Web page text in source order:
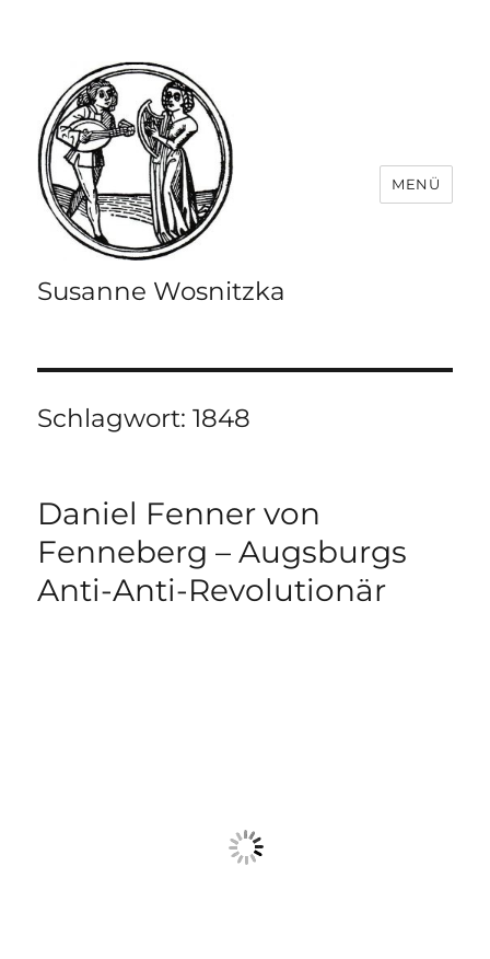
Susanne Wosnitzka
MENÜ
Schlagwort:1848
Daniel Fenner von
Fenneberg – Augsburgs
Anti-Anti-Revolutionär